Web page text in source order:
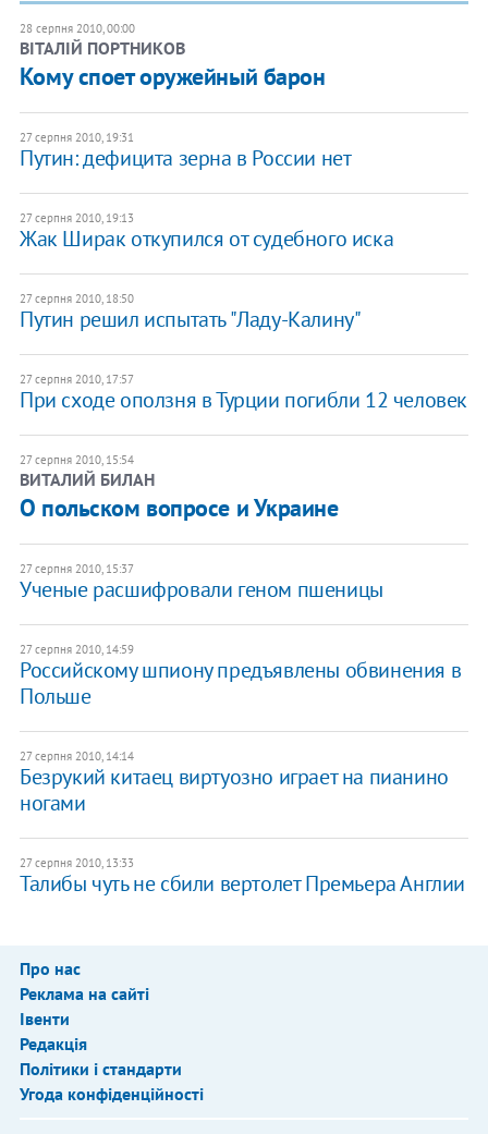
28 серпня 2010, 00:00
ВІТАЛІЙ ПОРТНИКОВ
​Кому споет оружейный барон
27 серпня 2010, 19:31
Путин: дефицита зерна в России нет
27 серпня 2010, 19:13
Жак Ширак откупился от судебного иска
27 серпня 2010, 18:50
Путин решил испытать "Ладу-Калину"
27 серпня 2010, 17:57
При сходе оползня в Турции погибли 12 человек
27 серпня 2010, 15:54
ВИТАЛИЙ БИЛАН
О польском вопросе и Украине
27 серпня 2010, 15:37
Ученые расшифровали геном пшеницы
27 серпня 2010, 14:59
Российскому шпиону предъявлены обвинения в
Польше
27 серпня 2010, 14:14
Безрукий китаец виртуозно играет на пианино
ногами
27 серпня 2010, 13:33
Талибы чуть не сбили вертолет Премьера Англии
Про нас
Реклама на сайті
Івенти
Редакція
Політики і стандарти
Угода конфіденційності